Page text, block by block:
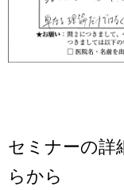
セミナーの詳
らから